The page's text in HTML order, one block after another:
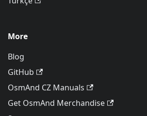
More
Blog
GitHub
OsmAnd CZ Manuals
Get OsmAnd Merchandise